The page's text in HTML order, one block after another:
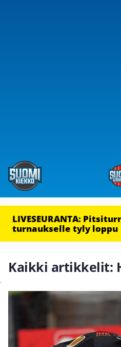
LIVESEURANTA:
turnaukselle tyly loppu
Kaikki artikkelit: